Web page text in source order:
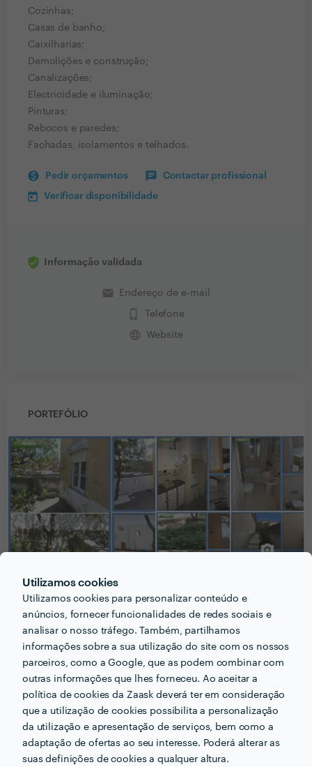
Utilizamos cookies
Utilizamos cookies para personalizar conteúdo e
anúncios, fornecer funcionalidades de redes sociais e
analisar o nosso tráfego. Também, partilhamos
informações sobre a sua utilização do site com os nossos
parceiros, como a Google, que as podem combinar com
outras informações que lhes forneceu. Ao aceitar a
política de cookies da Zaask deverá ter em consideração
que a utilização de cookies possibilita a personalização
da utilização e apresentação de serviços, bem como a
adaptação de ofertas ao seu interesse. Poderá alterar as
suas definições de cookies a qualquer altura.
Cozinhas;
Casas de banho;
Caixilharias;
Demolições e construção;
Canalizações;
Electricidade e iluminação;
Pinturas;
Rebocos e paredes;
Fachadas, isolamentos e telhados.
Pedir orçamentos Contactar profissional
Verificar disponibilidade
Informação validada
email Endereço de e-mail
phone_iphone Telefone
language Website
PORTEFÓLIO
PERGUNTAS E RESPOSTAS
Em que informações deve um ou uma cliente pensar
acerca do projecto que quer realizar antes de falar
Que tipo de intervenção pretendo, quais os materiais
que deverei utilizar, como posso aproveitar melhor as
áreas e quais os custos e prazos para a realização dos